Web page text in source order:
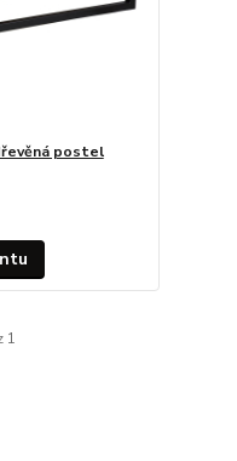
postel
1